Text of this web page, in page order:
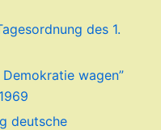
des 1.
Demokratie wagen”
deutsche